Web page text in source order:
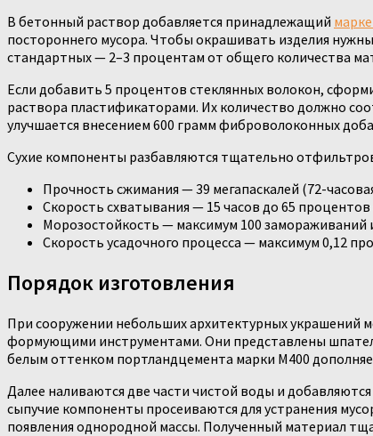
В бетонный раствор добавляется принадлежащий
постороннего мусора. Чтобы окрашивать изделия
стандартных — 2–3 процентам от общего количества
Если добавить 5 процентов стеклянных волокон,
раствора пластификаторами. Их количество должно
улучшается внесением 600 грамм фиброволоконных
Сухие компоненты разбавляются тщательно
Прочность сжимания — 39 мегапаскалей (72-
Скорость схватывания — 15 часов до 65
Морозостойкость — максимум 100 замораживаний
Скорость усадочного процесса — максимум 0,12
Порядок изготовления
При сооружении небольших архитектурных украшений
формующими инструментами. Они представлены
белым оттенком портландцемента марки М400
Далее наливаются две части чистой воды и
сыпучие компоненты просеиваются для устранения
появления однородной массы. Полученный материал